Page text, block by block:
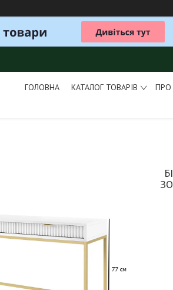
ГОЛОВНА КАТАЛОГ ТОВАРІВ ПРО